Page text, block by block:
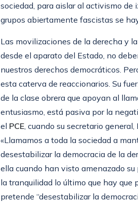
sociedad, para aislar al activismo de
grupos abiertamente fascistas se
Las movilizaciones de la derecha y
desde el aparato del Estado, no
nuestros derechos democráticos.
esta caterva de reaccionarios. Su
de la clase obrera que apoyan al
entusiasmo, está pasiva por la
el PCE, cuando su secretario
«Llamamos a toda la sociedad a
desestabilizar la democracia de la
ella cuando han visto amenazado
la tranquilidad lo último que hay que
pretende “desestabilizar la